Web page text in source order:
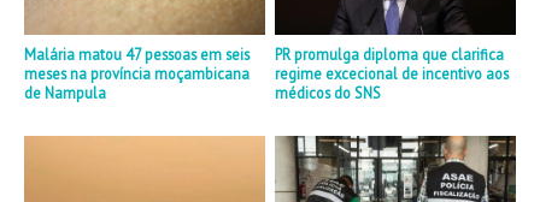
Malária matou 47 pessoas em seis
meses na província moçambicana
de Nampula
PR promulga diploma que clarifica
regime excecional de incentivo aos
médicos do SNS